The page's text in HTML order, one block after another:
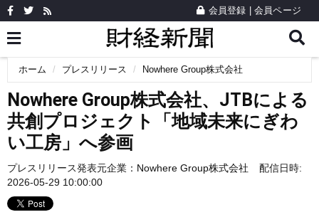
会員登録 会員ページ
ホーム プレスリリース Nowhere Group株式会社
Nowhere Group株式会社、JTBによる
共創プロジェクト「地域未来にぎわ
い工房」へ参画
プレスリリース発表元企業： Nowhere Group株式会社
配信日時:
2026-05-29 10:00:00